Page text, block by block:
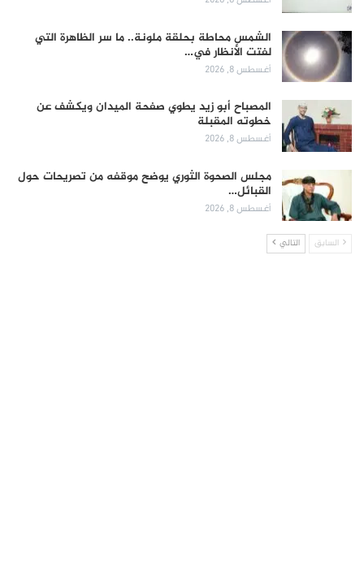
الشمس محاطة بحلقة ملونة.. ما سر الظاهرة التي
لفتت الأنظار في…
أغسطس 8, 2026
المصباح أبو زيد يطوي صفحة الميدان ويكشف عن
خطوته المقبلة
أغسطس 8, 2026
مجلس الصحوة الثوري يوضح موقفه من تصريحات حول
القبائل…
أغسطس 8, 2026
السابق التالي